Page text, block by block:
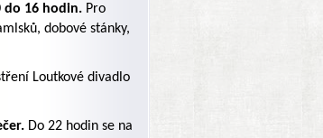
do 16 hodin. Pro
dobové stánky,
Loutkové divadlo
Do 22 hodin se na